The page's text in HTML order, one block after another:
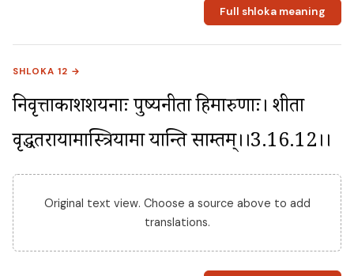
Full shloka meaning
SHLOKA 12 →
निवृत्ताकाशशयनाः पुष्यनीता हिमारुणाः। शीता
वृद्धतरायामास्त्रियामा यान्ति साम्प्रतम्।।3.16.12।।
Original text view. Choose a source above to add
translations.